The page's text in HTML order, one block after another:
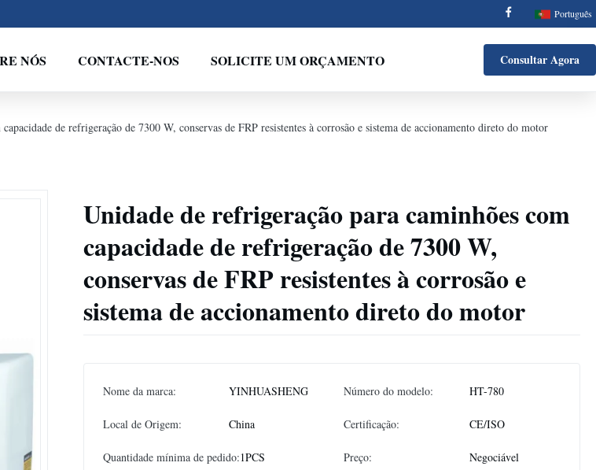
Português
NÓS CONTACTE-NOS SOLICITE UM ORÇAMENTO Consultar Agora
de refrigeração de 7300 W, conservas de FRP resistentes à corrosão e sistema de accionamento direto do motor
Unidade de refrigeração para caminhões com
capacidade de refrigeração de 7300 W,
conservas de FRP resistentes à corrosão e
sistema de accionamento direto do motor
Nome da marca: YINHUASHENG Número do modelo: HT-780
Local de Origem: China Certificação: CE/ISO
Quantidade mínima de pedido:1PCS Preço: Negociável